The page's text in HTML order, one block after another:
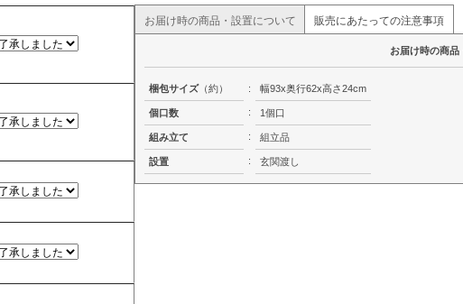
お届け時の商品・設置について 販売にあたっての注意事項
お届け時の商品
梱包サイズ（約） : 幅93x奥行62x高さ24cm
個口数 : 1個口
組み立て : 組立品
設置 : 玄関渡し